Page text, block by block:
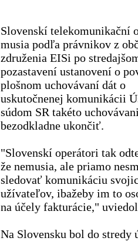
Slovenskí telekomunikační
musia podľa právnikov z
združenia EISi po
pozastavení ustanovení o
plošnom uchovávaní dát o
uskutočnenej komunikácii
súdom SR takéto
bezodkladne ukončiť.
"Slovenskí operátori tak
že nemusia, ale priamo
sledovať komunikáciu
užívateľov, ibažeby im to
na účely fakturácie,"
Na Slovensku bol do